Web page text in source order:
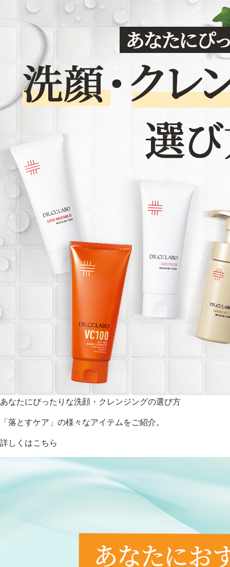
あなたにぴったりな洗顔・クレンジングの選び方
「落とすケア」の様々なアイテムをご紹介。
詳しくはこちら